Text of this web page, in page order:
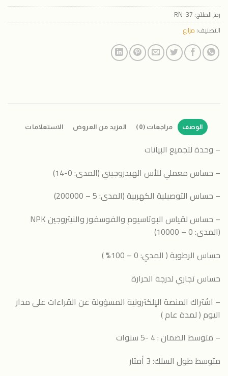
رمز المنتج: RN-37
التصنيف: مزارع
الوصف مراجعات (0) المزيد من العروض الاستعلامات
– وحدة لتجميع البيانات
– حساس معملي للأس الهيدروجيني (المدى: 0-14)
– حساس التوصيلية الكهربية (المدى: 5 – 200000)
– حساس لقياس البوتاسيوم والفوسفور والنيتروجين NPK
(المدى: 0 – 10000)
حساس الرطوبة ( المدي: 0 – 100% )
حساس تجاري لدرجة الحرارة
– اشتراك المنصة الإلكترونية المسؤولة عن القراءات على مدار
اليوم ( لمدة عام )
– متوسط الضمان : 4 -5 سنوات
متوسط طول السلك: 3 أمتار